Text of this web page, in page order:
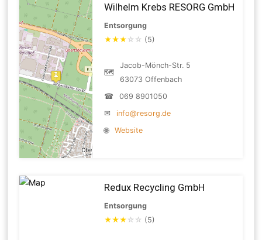
Wilhelm Krebs RESORG GmbH
Entsorgung
★★★ ☆ ☆ (5)
🗺
Jacob-Mönch-Str. 5
63073 Offenbach
☎
069 8901050
✉
info@resorg.de
🌐
Website
Redux Recycling GmbH
Entsorgung
★★★ ☆ ☆ (5)